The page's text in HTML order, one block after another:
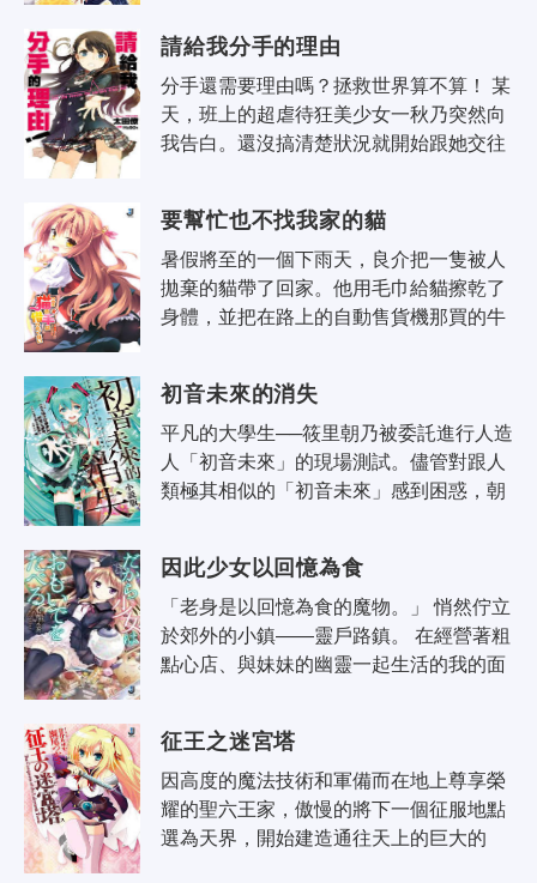
請給我分手的理由
分手還需要理由嗎？拯救世界算不算！ 某
天，班上的超虐待狂美少女一秋乃突然向
我告白。還沒搞清楚狀況就開始跟她交往
要幫忙也不找我家的貓
暑假將至的一個下雨天，良介把一隻被人
拋棄的貓帶了回家。他用毛巾給貓擦乾了
身體，並把在路上的自動售貨機那買的牛
初音未來的消失
平凡的大學生──筱里朝乃被委託進行人造
人「初音未來」的現場測試。儘管對跟人
類極其相似的「初音未來」感到困惑，朝
F..
因此少女以回憶為食
「老身是以回憶為食的魔物。」 悄然佇立
於郊外的小鎮——靈戶路鎮。 在經營著粗
點心店、與妹妹的幽靈一起生活的我的面
征王之迷宮塔
因高度的魔法技術和軍備而在地上尊享榮
耀的聖六王家，傲慢的將下一個征服地點
選為天界，開始建造通往天上的巨大的